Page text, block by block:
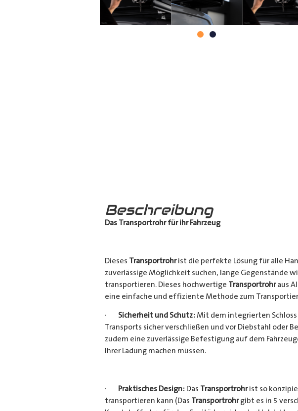
Beschreibung
Das Transportrohr für ihr Fahrzeug
Dieses Transportrohrist die perfekte Lösung für alle
zuverlässige Möglichkeit suchen, lange Gegenstände
transportieren. Dieses hochwertige Transportrohraus
eine einfache und effiziente Methode zum
· Sicherheit und Schutz: Mit dem integrierten Schloss
Transports sicher verschließen und vor Diebstahl oder
zudem eine zuverlässige Befestigung auf dem
Ihrer Ladung machen müssen.
· Praktisches Design: Das Transportrohrist so
transportieren kann (Das Transportrohrgibt es in 5